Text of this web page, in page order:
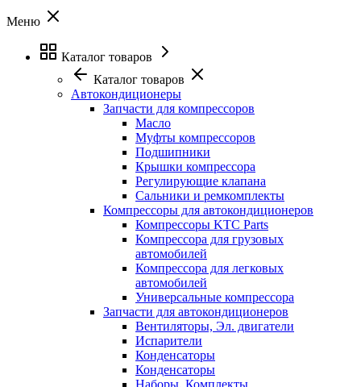
Меню
Каталог товаров
Каталог товаров
Автокондиционеры
Запчасти для компрессоров
Масло
Муфты компрессоров
Подшипники
Крышки компрессора
Регулирующие клапана
Сальники и ремкомплекты
Компрессоры для автокондиционеров
Компрессоры KTC Parts
Компрессора для грузовых
автомобилей
Компрессора для легковых
автомобилей
Универсальные компрессора
Запчасти для автокондиционеров
Вентиляторы, Эл. двигатели
Испарители
Конденсаторы
Конденсаторы
Наборы, Комплекты